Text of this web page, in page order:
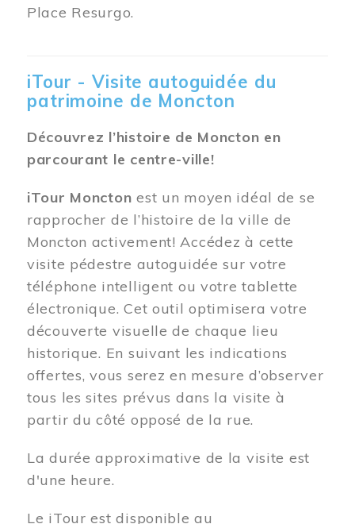
Place Resurgo.
iTour - Visite autoguidée du
patrimoine de Moncton
Découvrez l’histoire de Moncton en
parcourant le centre-ville!
iTour Moncton est un moyen idéal de se
rapprocher de l’histoire de la ville de
Moncton activement! Accédez à cette
visite pédestre autoguidée sur votre
téléphone intelligent ou votre tablette
électronique. Cet outil optimisera votre
découverte visuelle de chaque lieu
historique. En suivant les indications
offertes, vous serez en mesure d’observer
tous les sites prévus dans la visite à
partir du côté opposé de la rue.
La durée approximative de la visite est
d'une heure.
Le iTour est disponible au